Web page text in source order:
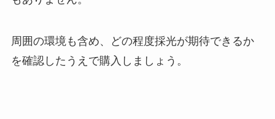
周囲の環境も含め、どの程度採光が期待できるか
を確認したうえで購入しましょう。